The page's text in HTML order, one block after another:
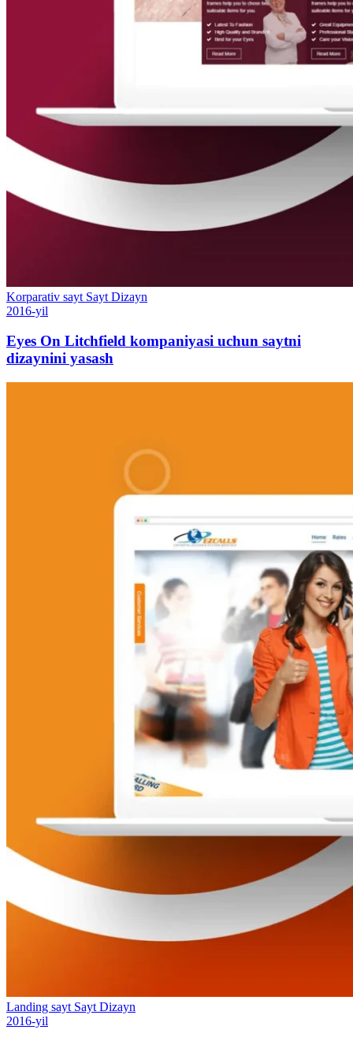
Korparativ sayt Sayt Dizayn
2016-yil
Eyes On Litchfield kompaniyasi uchun saytni
dizaynini yasash
Landing sayt Sayt Dizayn
2016-yil